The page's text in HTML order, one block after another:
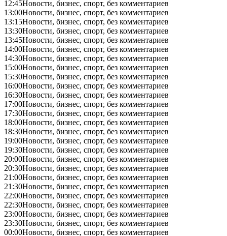
12:45Новости, бизнес, спорт, без комментариев
13:00Новости, бизнес, спорт, без комментариев
13:15Новости, бизнес, спорт, без комментариев
13:30Новости, бизнес, спорт, без комментариев
13:45Новости, бизнес, спорт, без комментариев
14:00Новости, бизнес, спорт, без комментариев
14:30Новости, бизнес, спорт, без комментариев
15:00Новости, бизнес, спорт, без комментариев
15:30Новости, бизнес, спорт, без комментариев
16:00Новости, бизнес, спорт, без комментариев
16:30Новости, бизнес, спорт, без комментариев
17:00Новости, бизнес, спорт, без комментариев
17:30Новости, бизнес, спорт, без комментариев
18:00Новости, бизнес, спорт, без комментариев
18:30Новости, бизнес, спорт, без комментариев
19:00Новости, бизнес, спорт, без комментариев
19:30Новости, бизнес, спорт, без комментариев
20:00Новости, бизнес, спорт, без комментариев
20:30Новости, бизнес, спорт, без комментариев
21:00Новости, бизнес, спорт, без комментариев
21:30Новости, бизнес, спорт, без комментариев
22:00Новости, бизнес, спорт, без комментариев
22:30Новости, бизнес, спорт, без комментариев
23:00Новости, бизнес, спорт, без комментариев
23:30Новости, бизнес, спорт, без комментариев
00:00Новости, бизнес, спорт, без комментариев